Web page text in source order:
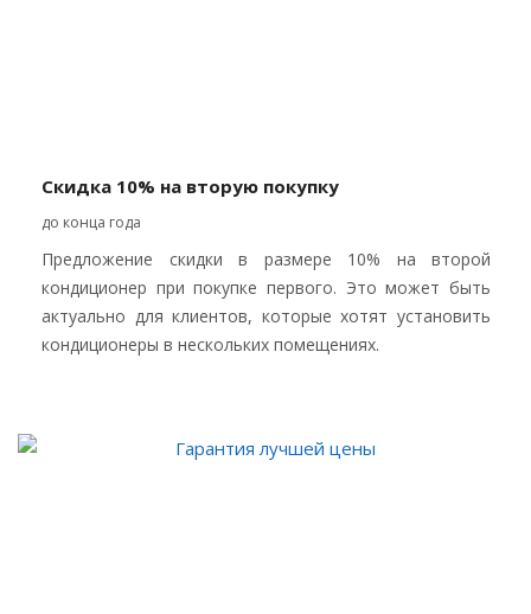
Скидка 10% на вторую покупку
до конца года
Предложение скидки в размере 10% на второй
кондиционер при покупке первого. Это может быть
актуально для клиентов, которые хотят установить
кондиционеры в нескольких помещениях.